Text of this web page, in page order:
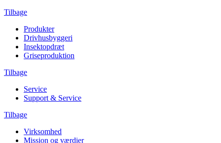
Tilbage
Produkter
Drivhusbyggeri
Insektopdræt
Griseproduktion
Tilbage
Service
Support & Service
Tilbage
Virksomhed
Mission og værdier